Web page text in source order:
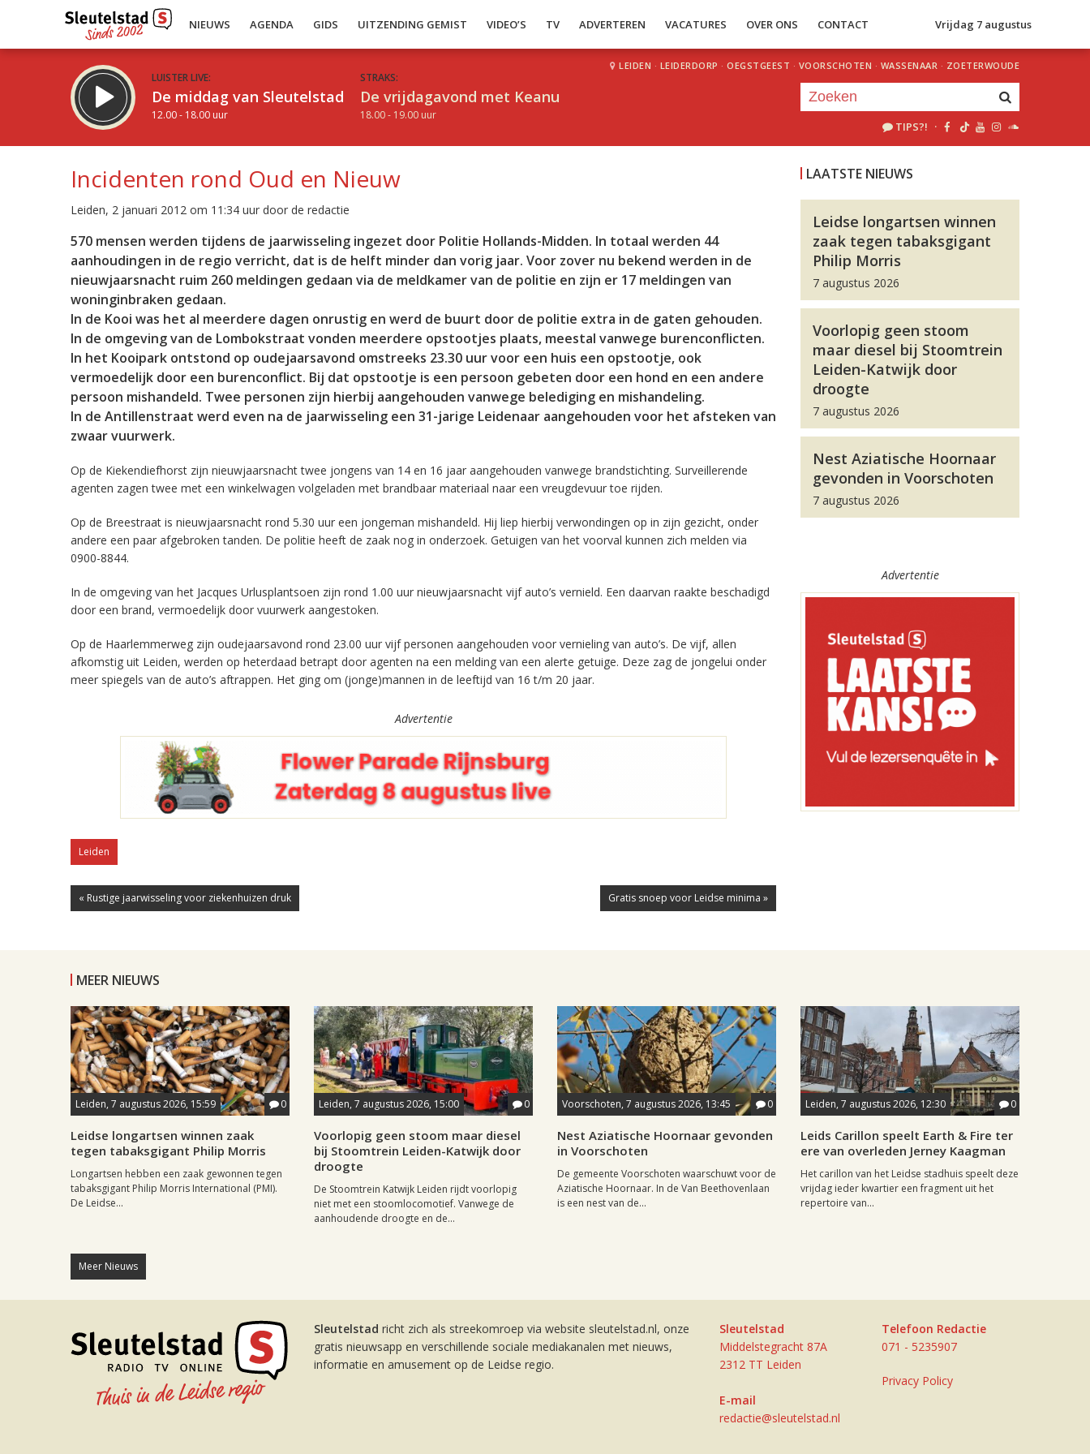
NIEUWS AGENDA GIDS UITZENDING GEMIST VIDEO’S TV ADVERTEREN VACATURES OVER ONS CONTACT Vrijdag 7 augustus
LUISTER LIVE:
De middag van Sleutelstad
12.00 - 18.00 uur
STRAKS:
De vrijdagavond met Keanu
18.00 - 19.00 uur
LEIDEN · LEIDERDORP · OEGSTGEEST · VOORSCHOTEN · WASSENAAR · ZOETERWOUDE
TIPS?! ·
Inklappen
Incidenten rond Oud en Nieuw
Leiden, 2 januari 2012 om 11:34 uur door de redactie
570 mensen werden tijdens de jaarwisseling ingezet door Politie Hollands-Midden. In totaal werden 44
aanhoudingen in de regio verricht, dat is de helft minder dan vorig jaar. Voor zover nu bekend werden in de
nieuwjaarsnacht ruim 260 meldingen gedaan via de meldkamer van de politie en zijn er 17 meldingen van
woninginbraken gedaan.
In de Kooi was het al meerdere dagen onrustig en werd de buurt door de politie extra in de gaten gehouden.
In de omgeving van de Lombokstraat vonden meerdere opstootjes plaats, meestal vanwege burenconflicten.
In het Kooipark ontstond op oudejaarsavond omstreeks 23.30 uur voor een huis een opstootje, ook
vermoedelijk door een burenconflict. Bij dat opstootje is een persoon gebeten door een hond en een andere
persoon mishandeld. Twee personen zijn hierbij aangehouden vanwege belediging en mishandeling.
In de Antillenstraat werd even na de jaarwisseling een 31-jarige Leidenaar aangehouden voor het afsteken van
zwaar vuurwerk.
Op de Kiekendiefhorst zijn nieuwjaarsnacht twee jongens van 14 en 16 jaar aangehouden vanwege brandstichting. Surveillerende
agenten zagen twee met een winkelwagen volgeladen met brandbaar materiaal naar een vreugdevuur toe rijden.
Op de Breestraat is nieuwjaarsnacht rond 5.30 uur een jongeman mishandeld. Hij liep hierbij verwondingen op in zijn gezicht, onder
andere een paar afgebroken tanden. De politie heeft de zaak nog in onderzoek. Getuigen van het voorval kunnen zich melden via
0900-8844.
In de omgeving van het Jacques Urlusplantsoen zijn rond 1.00 uur nieuwjaarsnacht vijf auto’s vernield. Een daarvan raakte beschadigd
door een brand, vermoedelijk door vuurwerk aangestoken.
Op de Haarlemmerweg zijn oudejaarsavond rond 23.00 uur vijf personen aangehouden voor vernieling van auto’s. De vijf, allen
afkomstig uit Leiden, werden op heterdaad betrapt door agenten na een melding van een alerte getuige. Deze zag de jongelui onder
meer spiegels van de auto’s aftrappen. Het ging om (jonge)mannen in de leeftijd van 16 t/m 20 jaar.
Advertentie
Leiden
« Rustige jaarwisseling voor ziekenhuizen druk Gratis snoep voor Leidse minima »
LAATSTE NIEUWS
Leidse longartsen winnen
zaak tegen tabaksgigant
Philip Morris
7 augustus 2026
Voorlopig geen stoom
maar diesel bij Stoomtrein
Leiden-Katwijk door
droogte
7 augustus 2026
Nest Aziatische Hoornaar
gevonden in Voorschoten
7 augustus 2026
Advertentie
MEER NIEUWS
Leiden, 7 augustus 2026, 15:59 0
Leidse longartsen winnen zaak
tegen tabaksgigant Philip Morris
Longartsen hebben een zaak gewonnen tegen
tabaksgigant Philip Morris International (PMI).
De Leidse...
Leiden, 7 augustus 2026, 15:00 0
Voorlopig geen stoom maar diesel
bij Stoomtrein Leiden-Katwijk door
droogte
De Stoomtrein Katwijk Leiden rijdt voorlopig
niet met een stoomlocomotief. Vanwege de
aanhoudende droogte en de...
Voorschoten, 7 augustus 2026, 13:45 0
Nest Aziatische Hoornaar gevonden
in Voorschoten
De gemeente Voorschoten waarschuwt voor de
Aziatische Hoornaar. In de Van Beethovenlaan
is een nest van de...
Leiden, 7 augustus 2026, 12:30 0
Leids Carillon speelt Earth & Fire ter
ere van overleden Jerney Kaagman
Het carillon van het Leidse stadhuis speelt deze
vrijdag ieder kwartier een fragment uit het
repertoire van...
Meer Nieuws
Sleutelstad richt zich als streekomroep via website sleutelstad.nl, onze
gratis nieuwsapp en verschillende sociale mediakanalen met nieuws,
informatie en amusement op de Leidse regio.
Sleutelstad
Middelstegracht 87A
2312 TT Leiden
E-mail
redactie@sleutelstad.nl
Telefoon Redactie
071 - 5235907
Privacy Policy